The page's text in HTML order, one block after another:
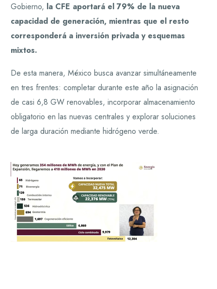
Gobierno, la CFE aportará el 79% de la nueva
capacidad de generación, mientras que el resto
corresponderá a inversión privada y esquemas
mixtos.
De esta manera, México busca avanzar simultáneamente
en tres frentes: completar durante este año la asignación
de casi 6,8 GW renovables, incorporar almacenamiento
obligatorio en las nuevas centrales y explorar soluciones
de larga duración mediante hidrógeno verde.